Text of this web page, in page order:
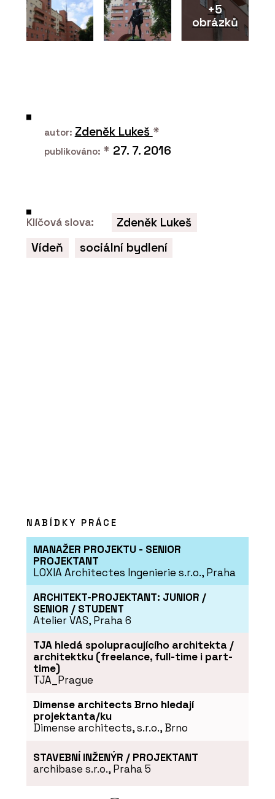
ELK
+5
obrázků
autor: Zdeněk Lukeš *
publikováno: * 27. 7. 2016
Klíčová slova:
Zdeněk Lukeš
Vídeň
sociální bydlení
NABÍDKY PRÁCE
MANAŽER PROJEKTU - SENIOR
PROJEKTANT
LOXIA Architectes Ingenierie s.r.o., Praha
ARCHITEKT-PROJEKTANT: JUNIOR /
SENIOR / STUDENT
Atelier VAS, Praha 6
TJA hledá spolupracujícího architekta /
architektku (freelance, full-time i part-
time)
TJA_Prague
Dimense architects Brno hledají
projektanta/ku
Dimense architects, s.r.o., Brno
STAVEBNÍ INŽENÝR / PROJEKTANT
archibase s.r.o., Praha 5